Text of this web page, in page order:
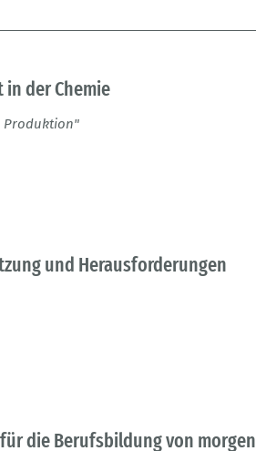
der Chemie
Produktion"
und Herausforderungen
die Berufsbildung von morgen